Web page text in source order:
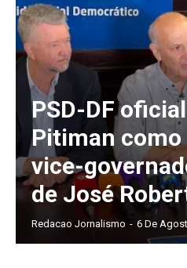
PSD-DF
Pitiman
vice-
de José
Redacao Jornalismo - 6 De